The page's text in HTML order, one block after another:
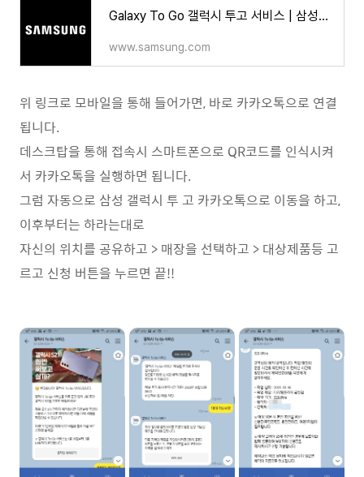
Galaxy To Go 갤럭시 투고 서비스 | 삼성닷컴
www.samsung.com
위 링크로 모바일을 통해 들어가면, 바로 카카오톡으로 연결
됩니다.
데스크탑을 통해 접속시 스마트폰으로 QR코드를 인식시켜
서 카카오톡을 실행하면 됩니다.
그럼 자동으로 삼성 갤럭시 투 고 카카오톡으로 이동을 하고,
이후부터는 하라는대로
자신의 위치를 공유하고 > 매장을 선택하고 > 대상제품등 고
르고 신청 버튼을 누르면 끝!!